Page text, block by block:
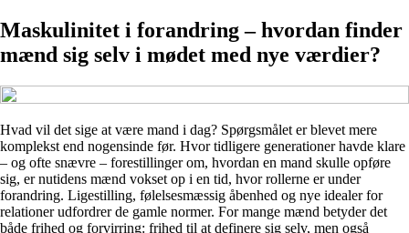
Maskulinitet i forandring – hvordan finder
mænd sig selv i mødet med nye værdier?
Hvad vil det sige at være mand i dag? Spørgsmålet er blevet mere
komplekst end nogensinde før. Hvor tidligere generationer havde klare
– og ofte snævre – forestillinger om, hvordan en mand skulle opføre
sig, er nutidens mænd vokset op i en tid, hvor rollerne er under
forandring. Ligestilling, følelsesmæssig åbenhed og nye idealer for
relationer udfordrer de gamle normer. For mange mænd betyder det
både frihed og forvirring: frihed til at definere sig selv, men også